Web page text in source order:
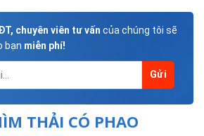
chuyên viên tư vấn của chúng tôi sẽ
bạn miễn phí!
THẢI CÓ PHAO